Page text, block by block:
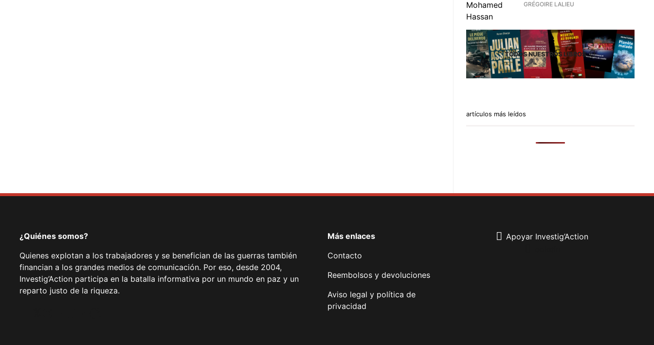
GRÉGOIRE LALIEU
TODOS NUESTROS LIBROS
artículos más leídos
¿Quiénes somos?
Quienes explotan a los trabajadores y se benefician de las guerras también
financian a los grandes medios de comunicación. Por eso, desde 2004,
Investig’Action participa en la batalla informativa por un mundo en paz y un
reparto justo de la riqueza.
Más enlaces
Contacto
Reembolsos y devoluciones
Aviso legal y política de
privacidad
Apoyar Investig’Action